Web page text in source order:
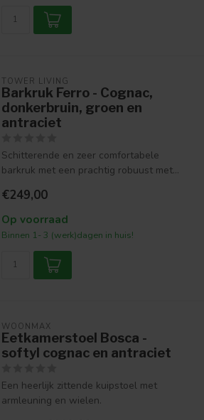
TOWER LIVING
Barkruk Ferro - Cognac,
donkerbruin, groen en
antraciet
Schitterende en zeer comfortabele
barkruk met een prachtig robuust met...
€249,00
Op voorraad
Binnen 1- 3 (werk)dagen in huis!
WOONMAX
Eetkamerstoel Bosca -
softyl cognac en antraciet
Een heerlijk zittende kuipstoel met
armleuning en wielen.